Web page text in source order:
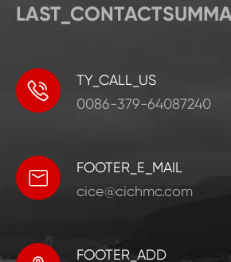

TY_CALL_US
0086-379-64087240

FOOTER_E_MAIL
cice@cichmc.com
FOOTER_ADD